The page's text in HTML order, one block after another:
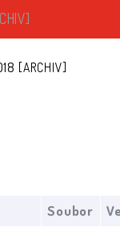
[ARCHIV]
Soubor